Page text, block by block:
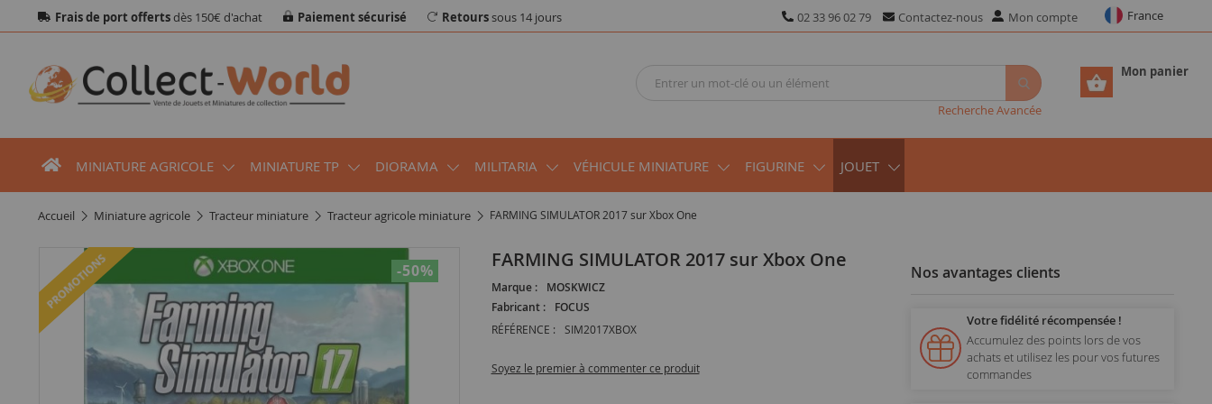
Frais de port offertsdès 150€ d'achat Paiement sécurisé Retourssous 14 jours 02 33 96 02 79 Contactez-nous Mon compte France
Mon panier
Recherche Avancée
MINIATURE AGRICOLE MINIATURE TP DIORAMA MILITARIA VÉHICULE MINIATURE FIGURINE JOUET
accueil miniature agricole tracteur miniature tracteur agricole miniature FARMING SIMULATOR 2017 sur Xbox One
-50% FARMING SIMULATOR 2017 sur Xbox One
Marque :
MOSKWICZ
Fabricant :
FOCUS
RÉFÉRENCE : SIM2017XBOX
Soyez le premier à commenter ce produit
Nos avantages clients
Votre fidélité récompensée !
Accumulez des points lors de vos
achats et utilisez les pour vos futures
commandes